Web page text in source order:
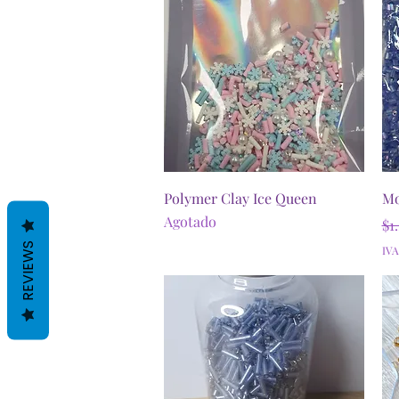
Vista rápida
Polymer Clay Ice Queen
Agotado
REVIEWS